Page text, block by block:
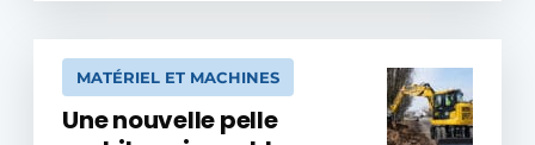
MATÉRIEL ET MACHINES
Une nouvelle pelle